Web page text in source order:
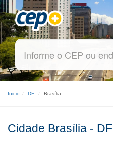
Inicio DF Brasília
Cidade Brasília - DF